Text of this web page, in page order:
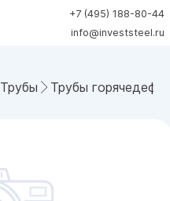
+7 (495) 188-80-44
info@investsteel.ru
Трубы Трубы